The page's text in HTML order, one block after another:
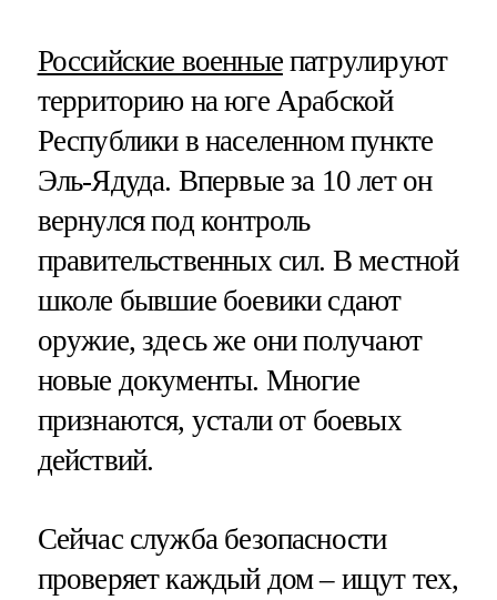
Российские военныепатрулируют
территорию на юге Арабской
Республики в населенном пункте
Эль-Ядуда. Впервые за 10 лет он
вернулся под контроль
правительственных сил. В местной
школе бывшие боевики сдают
оружие, здесь же они получают
новые документы. Многие
признаются, устали от боевых
действий.
Сейчас служба безопасности
проверяет каждый дом – ищут тех,